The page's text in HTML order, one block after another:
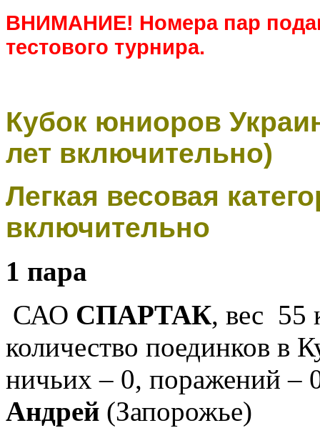
ВНИМАНИЕ! Номера пар
тестового турнира.
Кубок юниоров
лет включительно)
Легкая весовая
включительно
1 пара
САО СПАРТАК, вес 55
количество поединков в
ничьих – 0, поражений –
Андрей (Запорожье)